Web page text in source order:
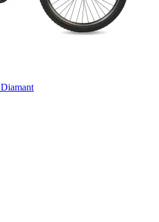
Diamant